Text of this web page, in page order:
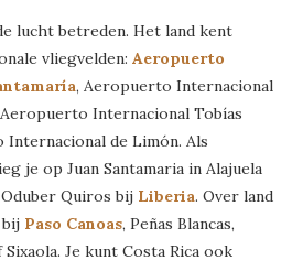
lucht betreden. Het land kent
vliegvelden: Aeropuerto
, Aeropuerto Internacional
Internacional Tobías
de Limón. Als
je op Juan Santamaria in Alajuela
Quiros bij Liberia. Over land
Paso Canoas, Peñas Blancas,
Je kunt Costa Rica ook